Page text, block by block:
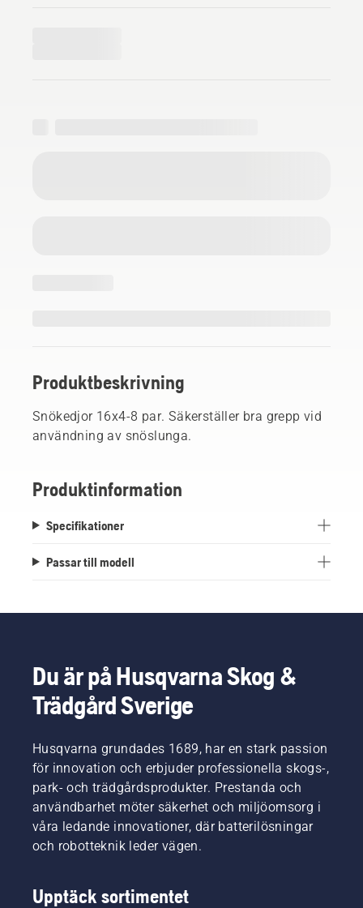
Produktbeskrivning
Snökedjor 16x4-8 par. Säkerställer bra grepp vid
användning av snöslunga.
Produktinformation
Specifikationer
Passar till modell
Du är på Husqvarna Skog &
Trädgård Sverige
Husqvarna grundades 1689, har en stark passion
för innovation och erbjuder professionella skogs-,
park- och trädgårdsprodukter. Prestanda och
användbarhet möter säkerhet och miljöomsorg i
våra ledande innovationer, där batterilösningar
och robotteknik leder vägen.
Upptäck sortimentet